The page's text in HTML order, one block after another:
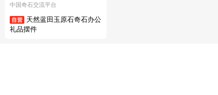
中国奇石交流平台
天然蓝田玉原石奇石办公
礼品摆件